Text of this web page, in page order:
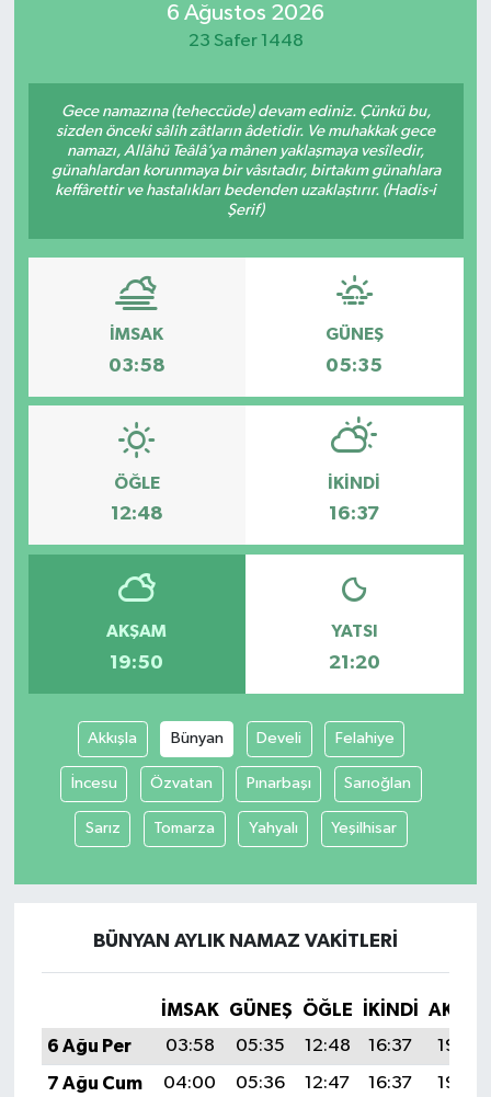
6 Ağustos 2026
23 Safer 1448
Gece namazına (teheccüde) devam ediniz. Çünkü bu,
sizden önceki sâlih zâtların âdetidir. Ve muhakkak gece
namazı, Allâhü Teâlâ’ya mânen yaklaşmaya vesîledir,
günahlardan korunmaya bir vâsıtadır, birtakım günahlara
keffârettir ve hastalıkları bedenden uzaklaştırır. (Hadis-i
Şerif)
İMSAK
03:58
GÜNEŞ
05:35
ÖĞLE
12:48
İKINDI
16:37
AKŞAM
19:50
YATSI
21:20
Akkışla Bünyan Develi Felahiye
İncesu Özvatan Pınarbaşı Sarıoğlan
Sarız Tomarza Yahyalı Yeşilhisar
BÜNYAN AYLIK NAMAZ VAKITLERI
İMSAK GÜNEŞ ÖĞLE İKINDI
6 Ağu Per
03:58 05:35 12:48 16:37
19:50
7 Ağu Cum
04:00 05:36 12:47 16:37
19:49